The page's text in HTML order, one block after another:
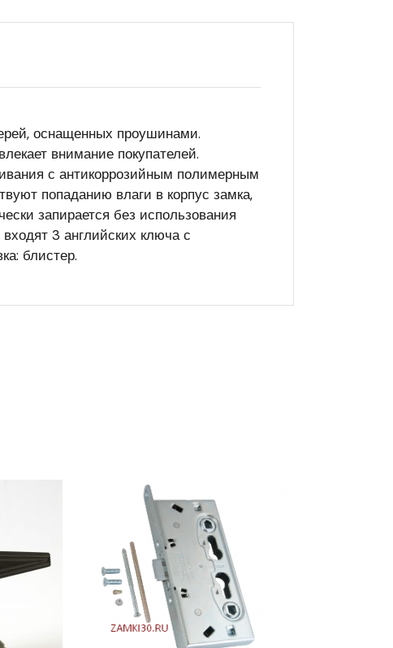
оснащенных проушинами.
внимание покупателей.
с антикоррозийным полимерным
попаданию влаги в корпус замка,
запирается без использования
3 английских ключа с
блистер.